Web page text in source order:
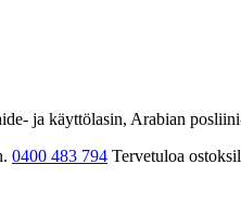
ja käyttölasin, Arabian
0400 483 794 Tervetuloa